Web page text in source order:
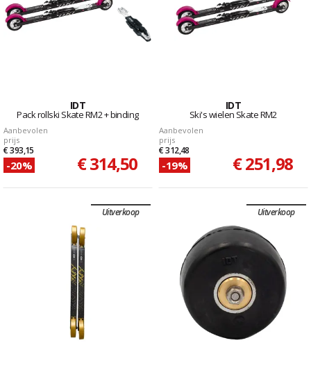
IDT
Pack rollski Skate RM2 + binding
Aanbevolen
prijs
€ 393,15
-20% € 314,50
IDT
Ski's wielen Skate RM2
Aanbevolen
prijs
€ 312,48
-19% € 251,98
Uitverkoop Uitverkoop